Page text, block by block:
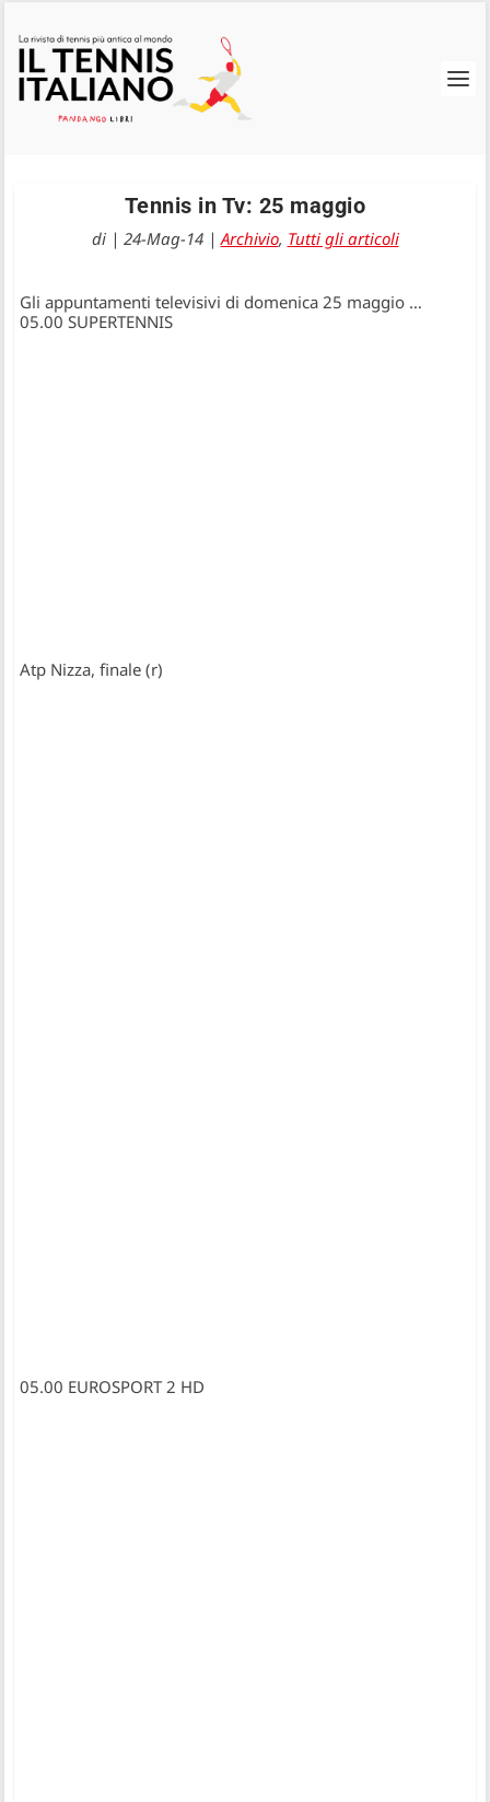
Tennis in Tv: 25 maggio
di | 24-Mag-14|Archivio, Tutti gli articoli
Gli appuntamenti televisivi di domenica 25 maggio …
05.00 SUPERTENNIS
Atp Nizza, finale (r)
05.00 EUROSPORT 2 HD